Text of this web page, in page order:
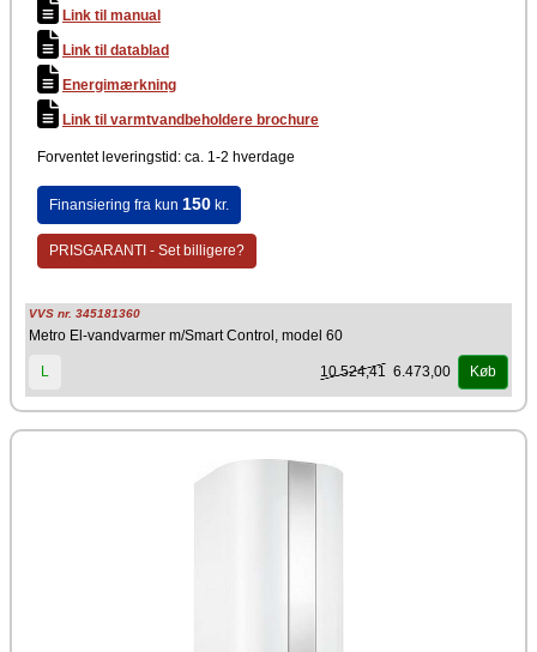
Producent
Link til manual
Link til datablad
Energimærkning
Link til varmtvandbeholdere brochure
Forventet leveringstid: ca. 1-2 hverdage
Finansiering fra kun 150kr.
PRISGARANTI - Set billigere?
VVS nr. 345181360
Metro El-vandvarmer m/Smart Control, model 60
L 10.524,41 6.473,00 Køb